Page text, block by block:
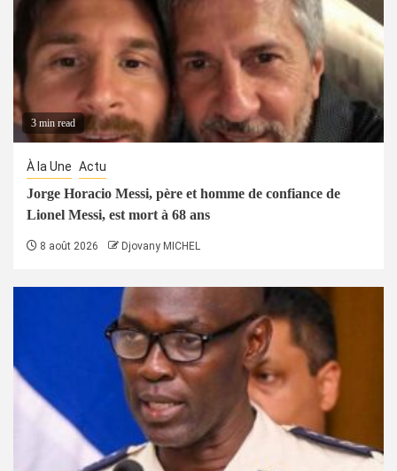
3 min read
À la Une Actu
Jorge Horacio Messi, père et homme de confiance de
Lionel Messi, est mort à 68 ans
8 août 2026 Djovany MICHEL